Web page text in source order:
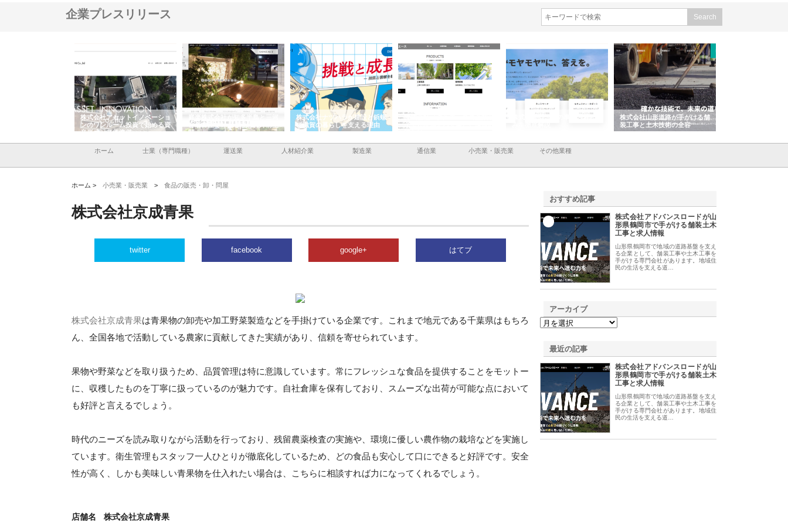
企業プレスリリース
株式会社アセットイノベーショ
ンのワンルーム投資で始める資
産形成と老後準備
と名古屋で叶える理想の外構空
間
株式会社ナツハラが建設と鋲螺
で滋賀の暮らしを支える理由
イトが提供する充実した情報内
株式会社ＣＳＡの事業内容と強
株式会社山形道路が手がける舗
装工事と土木技術の全容
ホーム 士業（専門職種） 運送業 人材紹介業 製造業 通信業 小売業・販売業 その他業種
ホーム > 小売業・販売業 > 食品の販売・卸・問屋
株式会社京成青果
twitter facebook google+ はてブ
株式会社京成青果は青果物の卸売や加工野菜製造などを手掛けている企業です。これまで地元である千葉県はもちろ
ん、全国各地で活動している農家に貢献してきた実績があり、信頼を寄せられています。
果物や野菜などを取り扱うため、品質管理は特に意識しています。常にフレッシュな食品を提供することをモットー
に、収穫したものを丁寧に扱っているのが魅力です。自社倉庫を保有しており、スムーズな出荷が可能な点において
も好評と言えるでしょう。
時代のニーズを読み取りながら活動を行っており、残留農薬検査の実施や、環境に優しい農作物の栽培などを実施し
ています。衛生管理もスタッフ一人ひとりが徹底化しているため、どの食品も安心して口にできると好評です。安全
性が高く、しかも美味しい青果物を仕入れたい場合は、こちらに相談すれば力になってくれるでしょう。
店舗名 株式会社京成青果
おすすめ記事
株式会社アドバンスロードが山
形県鶴岡市で手がける舗装土木
工事と求人情報
山形県鶴岡市で地域の道路基盤を支え
る企業として、舗装工事や土木工事を
手がける専門会社があります。地域住
民の生活を支える道…
アーカイブ
最近の記事
株式会社アドバンスロードが山
形県鶴岡市で手がける舗装土木
工事と求人情報
山形県鶴岡市で地域の道路基盤を支え
る企業として、舗装工事や土木工事を
手がける専門会社があります。地域住
民の生活を支える道…